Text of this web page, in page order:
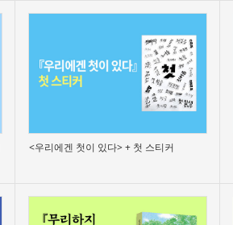
<우리에겐 첫이 있다> + 첫 스티커